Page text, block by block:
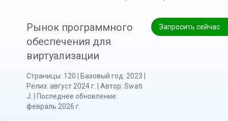
Запросить сейчас
Рынок программного
обеспечения для
виртуализации
Страницы: 120 Базовый год: 2023
Релиз: август 2024 г. Автор: Swati
J.
Последнее обновление:
февраль 2026 г.